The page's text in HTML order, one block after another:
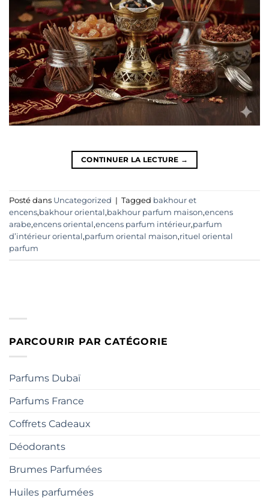
CONTINUER LA LECTURE →
Posté dans Uncategorized | Tagged bakhour et
encens,bakhour oriental ,bakhour parfum maison,encens
arabe,encens oriental ,encens parfum intérieur,parfum
d’intérieur oriental ,parfum oriental maison,rituel oriental
parfum
PARCOURIR PAR CATÉGORIE
Parfums Dubaï
Parfums France
Coffrets Cadeaux
Déodorants
Brumes Parfumées
Huiles parfumées